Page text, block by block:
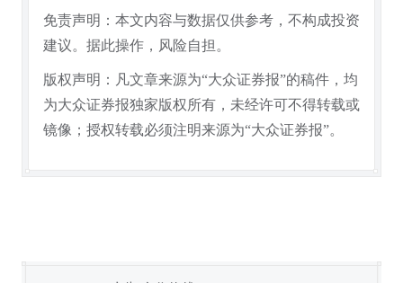
免责声明：本文内容与数据仅供参考，不构成投资
建议。据此操作，风险自担。
版权声明：凡文章来源为“大众证券报”的稿件，均
为大众证券报独家版权所有，未经许可不得转载或
镜像；授权转载必须注明来源为“大众证券报”。